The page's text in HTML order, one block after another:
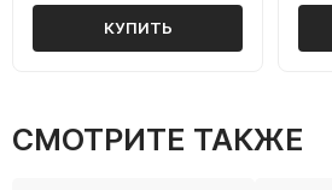
КУПИТЬ
СМОТРИТЕ ТАКЖЕ